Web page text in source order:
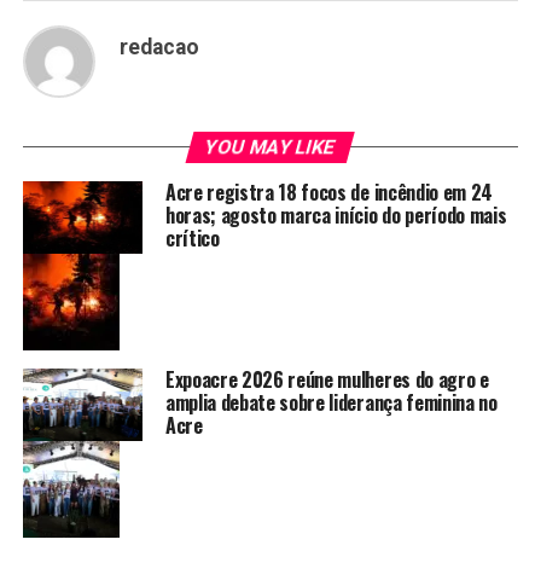
redacao
YOU MAY LIKE
Acre registra 18 focos de incêndio em 24
horas; agosto marca início do período mais
crítico
Expoacre 2026 reúne mulheres do agro e
amplia debate sobre liderança feminina no
Acre